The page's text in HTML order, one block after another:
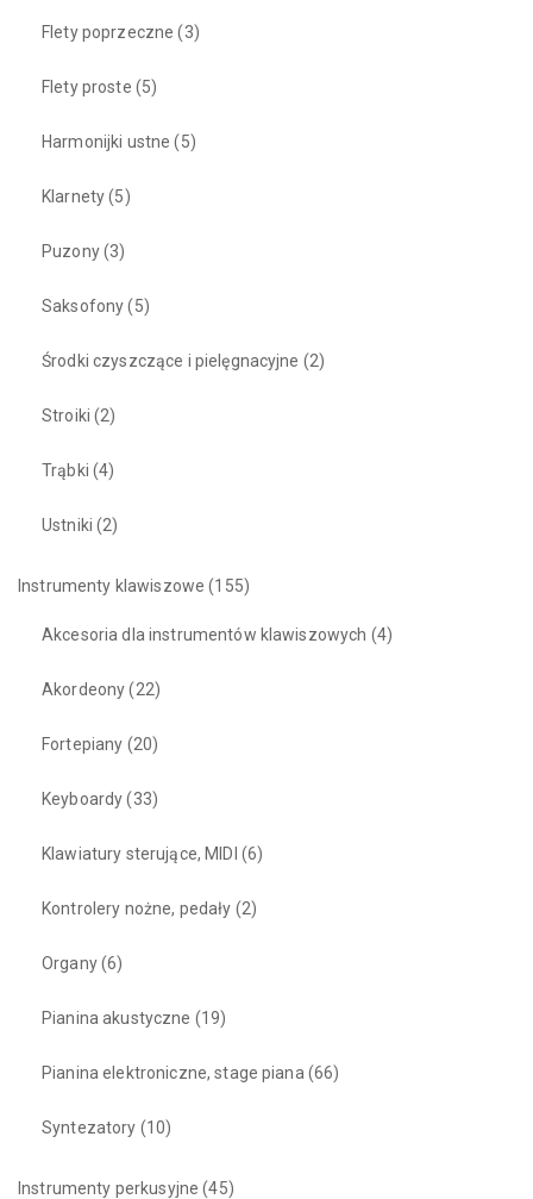
Flety poprzeczne (3)
Flety proste (5)
Harmonijki ustne (5)
Klarnety(5)
Puzony(3)
Saksofony(5)
Środki czyszczące i pielęgnacyjne (2)
Stroiki (2)
Trąbki (4)
Ustniki (2)
Instrumenty klawiszowe (155)
Akcesoria dla instrumentów klawiszowych (4)
Akordeony(22)
Fortepiany (20)
Keyboardy(33)
Klawiatury sterujące, MIDI (6)
Kontrolery nożne, pedały (2)
Organy(6)
Pianina akustyczne (19)
Pianina elektroniczne, stage piana (66)
Syntezatory (10)
Instrumenty perkusyjne (45)